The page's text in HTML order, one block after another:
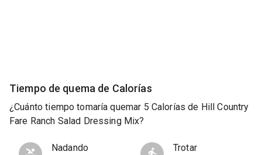
Tiempo de quema de Calorías
¿Cuánto tiempo tomaría quemar 5 Calorías de Hill Country
Fare Ranch Salad Dressing Mix?
Nadando Trotar